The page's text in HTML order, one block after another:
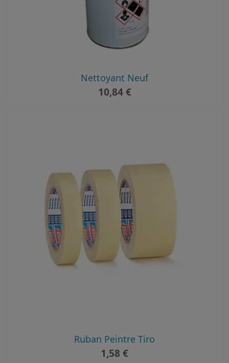
Nettoyant Neuf
Prix
10,84 €
Ruban Peintre Tiro
Prix
1,58 €